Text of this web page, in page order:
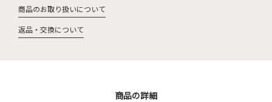
商品のお取り扱いについて
返品・交換について
商品の詳細